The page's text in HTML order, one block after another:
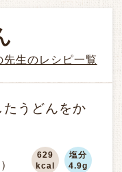
先生のレシピ一覧
うどんをか
629
kcal
塩分
4.9g